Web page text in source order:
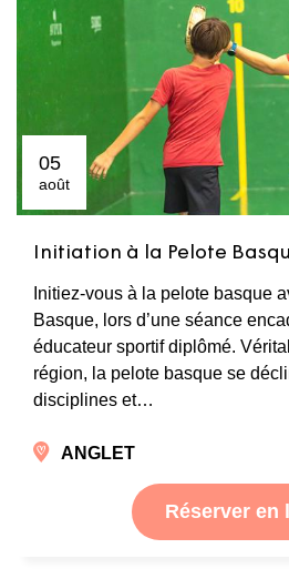
05
août
Initiation à la Pelote
Initiez-vous à la pelote basque
Basque, lors d’une séance
éducateur sportif diplômé.
région, la pelote basque se
disciplines et…
ANGLET
Réserver en